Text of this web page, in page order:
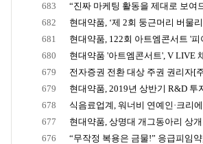
683
“진짜 마케팅 활동을 제대로 보여
682
현대약품, ‘제 2회 둥근머리 버물
681
현대약품, 122회 아트엠콘서트 '피
680
현대약품 '아트엠콘서트', V LIVE
679
전자증권 전환 대상 주권 권리자[
679
현대약품, 2019년 상반기 R&D 투
678
식음료업계, 워너비 연예인·크리
677
현대약품, 상명대 개그동아리 상
676
“무작정 복용은 금물!” 응급피임